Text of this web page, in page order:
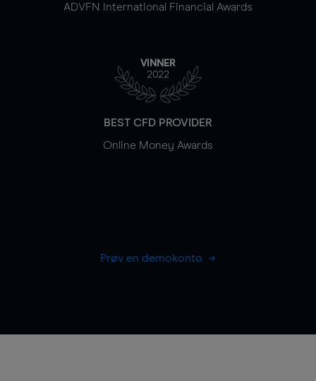
ADVFN International Financial Awards
VINNER
2022
BEST CFD PROVIDER
Online Money Awards
Prøv en demokonto